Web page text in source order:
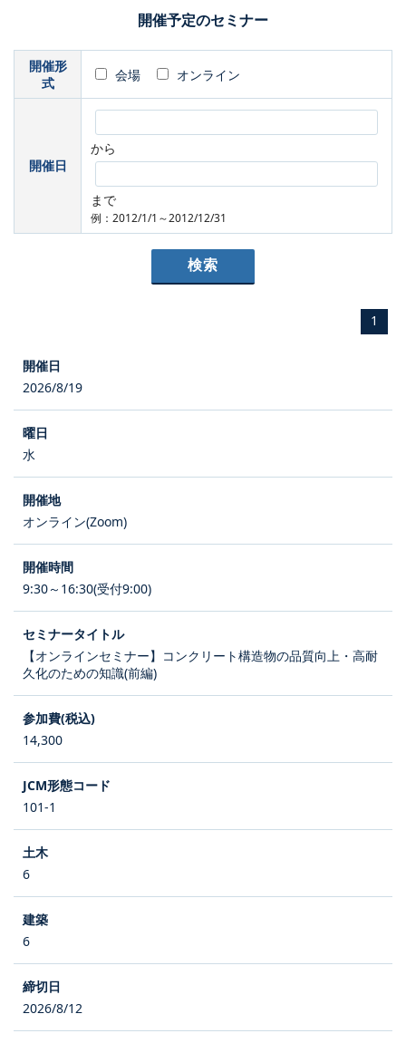
開催予定のセミナー
開催形
式
会場 オンライン
開催日
から
まで
例：2012/1/1～2012/12/31
1
2026/8/19
水
オンライン(Zoom)
9:30～16:30(受付9:00)
【オンラインセミナー】コンクリート構造物の品質向上・高耐
久化のための知識(前編)
14,300
101-1
6
6
2026/8/12